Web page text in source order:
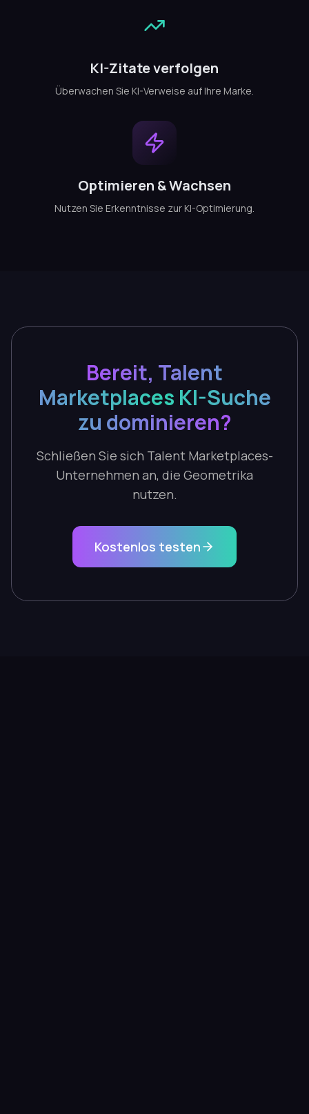
KI-Zitate verfolgen
Überwachen Sie KI-Verweise auf Ihre Marke.
Optimieren & Wachsen
Nutzen Sie Erkenntnisse zur KI-Optimierung.
Bereit, Talent
Marketplaces KI-Suche
zu dominieren?
Schließen Sie sich Talent Marketplaces-
Unternehmen an, die Geometrika
nutzen.
Kostenlos testen